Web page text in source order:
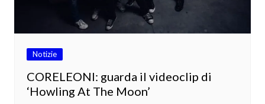
Notizie
CORELEONI: guarda il videoclip di
‘Howling At The Moon’